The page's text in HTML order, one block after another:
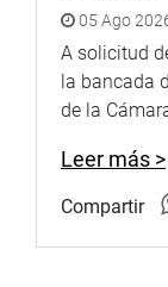
05 Ago
A solicitud
la bancada
de la
Leer más >
Compartir